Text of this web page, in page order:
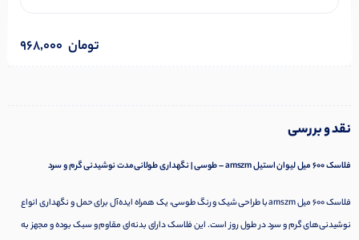
968,000 تومان
نقد و بررسی
فلاسک 600 میل لیوان استیل amszm – طوسی | نگهداری طولانی‌مدت نوشیدنی گرم و سرد
فلاسک 600 میل amszm با طراحی شیک و رنگ طوسی، یک همراه ایده‌آل برای حمل و نگهداری انواع
نوشیدنی‌های گرم و سرد در طول روز است. این فلاسک دارای بدنه‌ای مقاوم و سبک بوده و مجهز به